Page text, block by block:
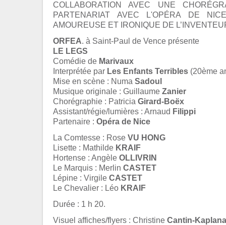
COLLABORATION AVEC UNE
PARTENARIAT AVEC L'OPÉRA DE
AMOUREUSE ET IRONIQUE DE
ORFEA. à Saint-Paul de Vence présente
LE LEGS
Comédie de Marivaux
Interprétée par Les Enfants Terribles (20ème
Mise en scène : Numa Sadoul
Musique originale : Guillaume Zanier
Chorégraphie : Patricia Girard-Boëx
Assistant/régie/lumières : Arnaud Filippi
Partenaire : Opéra de Nice
La Comtesse : Rose VU HONG
Lisette : Mathilde KRAIF
Hortense : Angèle OLLIVRIN
Le Marquis : Merlin CASTET
Lépine : Virgile CASTET
Le Chevalier : Léo KRAIF
Durée : 1 h 20.
Visuel affiches/flyers : Christine Cantin-